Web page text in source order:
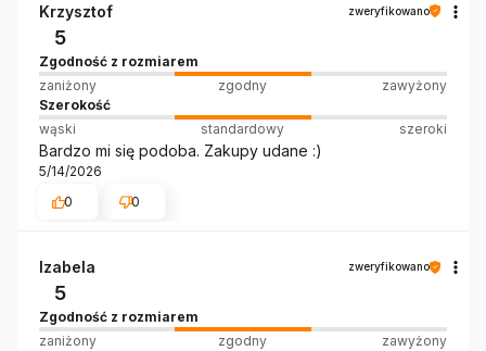
Krzysztof zweryfikowano
5
Zgodność z rozmiarem
zaniżony
zgodny
zawyżony
Szerokość
wąski
standardowy szeroki
Bardzo mi się podoba. Zakupy udane :)
5/14/2026
0
0
Izabela zweryfikowano
5
Zgodność z rozmiarem
zaniżony
zgodny
zawyżony